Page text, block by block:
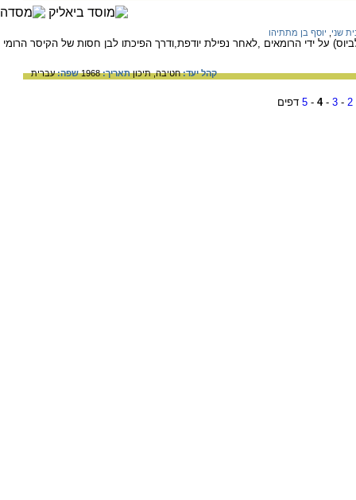
שני יוסף בן מתתיהו
על ידי הרומאים ,לאחר נפילת יודפת,ודרך הפיכתו לבן חסות של הקיסר הרומי
קהל יעד:חטיבה,תיכוןתאריך:1968 שפה:עברית
2
-
3
-
4
-
5 דפים